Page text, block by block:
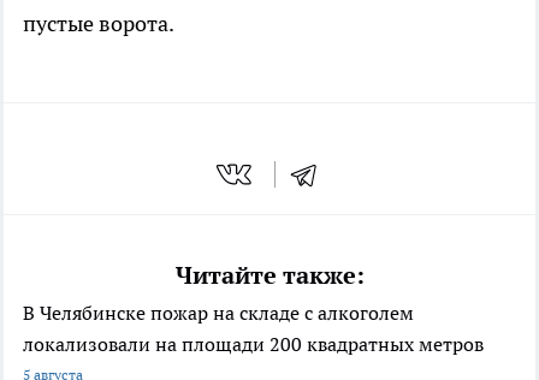
пустые ворота.
Читайте также:
В Челябинске пожар на складе с алкоголем
локализовали на площади 200 квадратных метров
5 августа